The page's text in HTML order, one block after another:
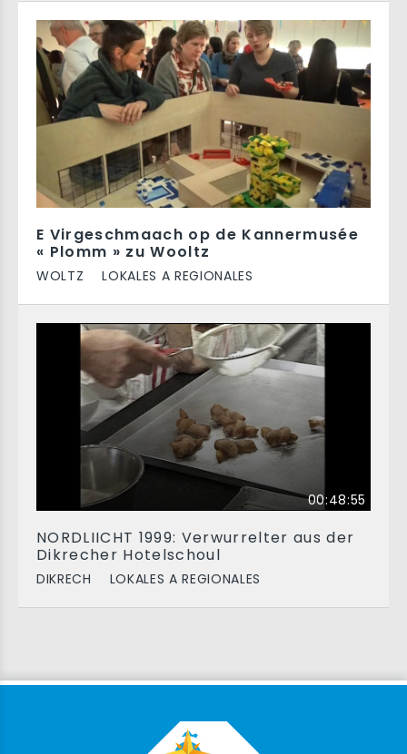
E Virgeschmaach op de Kannermusée
« Plomm » zu Wooltz
WOLTZ LOKALES A REGIONALES
00:48:55
NORDLIICHT 1999: Verwurrelter aus der
Dikrecher Hotelschoul
DIKRECH LOKALES A REGIONALES